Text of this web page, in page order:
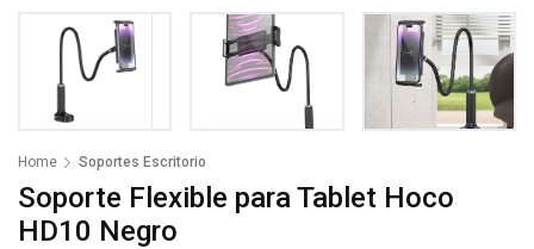
Home Soportes Escritorio
Soporte Flexible para Tablet Hoco
HD10 Negro